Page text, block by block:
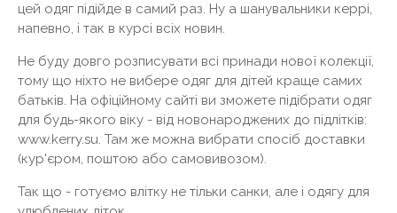
цей одяг підійде в самий раз. Ну а шанувальники керрі,
напевно, і так в курсі всіх новин.
Не буду довго розписувати всі принади нової колекції,
тому що ніхто не вибере одяг для дітей краще самих
батьків. На офіційному сайті ви зможете підібрати одяг
для будь-якого віку - від новонароджених до підлітків:
www.kerry.su. Там же можна вибрати спосіб доставки
(кур'єром, поштою або самовивозом).
Так що - готуємо влітку не тільки санки, але і одягу для